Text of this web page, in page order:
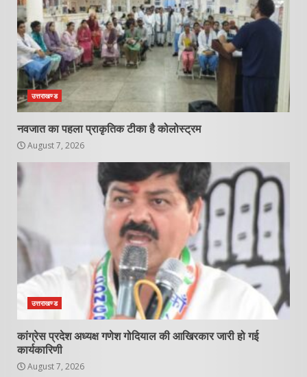
उत्तराखण्ड
नवजात का पहला प्राकृतिक टीका है कोलोस्ट्रम
August 7, 2026
उत्तराखण्ड
कांग्रेस प्रदेश अध्यक्ष गणेश गोदियाल की आखिरकार जारी हो गई
कार्यकारिणी
August 7, 2026